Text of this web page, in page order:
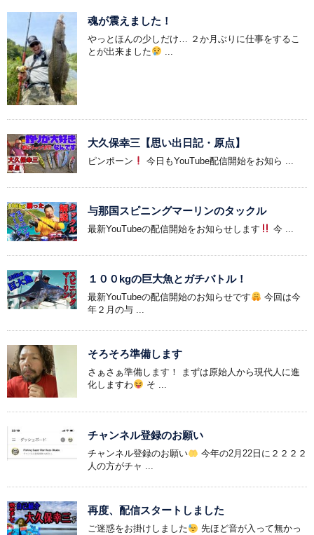
魂が震えました！
やっとほんの少しだけ… ２か月ぶりに仕事をするこ
とが出来ました
...
大久保幸三【思い出日記・原点】
ピンポーン 今日もYouTube配信開始をお知ら ...
与那国スピニングマーリンのタックル
最新YouTubeの配信開始をお知らせします 今 ...
１００kgの巨大魚とガチバトル！
最新YouTubeの配信開始のお知らせです
今回は今
年２月の与 ...
そろそろ準備します
さぁさぁ準備します！ まずは原始人から現代人に進
化しますわ
そ ...
チャンネル登録のお願い
チャンネル登録のお願い
今年の2月22日に２２２２
人の方がチャ ...
再度、配信スタートしました
ご迷惑をお掛けしました
先ほど音が入って無かっ